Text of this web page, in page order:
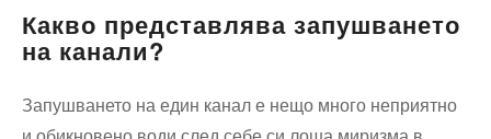
Какво представлява запушването
на канали?
Запушването на един канал е нещо много неприятно